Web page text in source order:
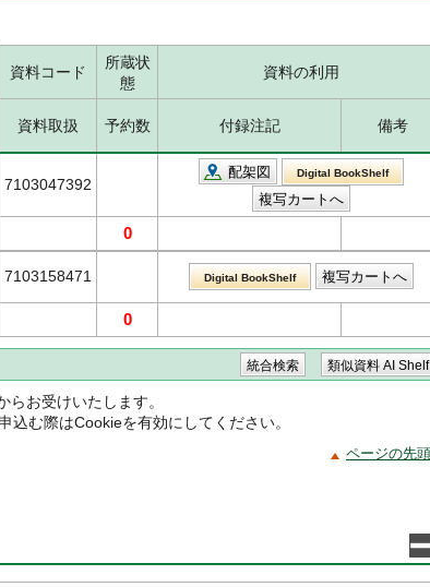
資料コード
所蔵状
態
資料の利用
資料取扱 予約数 付録注記 備考
7103047392
配架図 Digital BookShelf
0
7103158471 Digital BookShelf
0
お受けいたします。
む際はCookieを有効にしてください。
ページの先